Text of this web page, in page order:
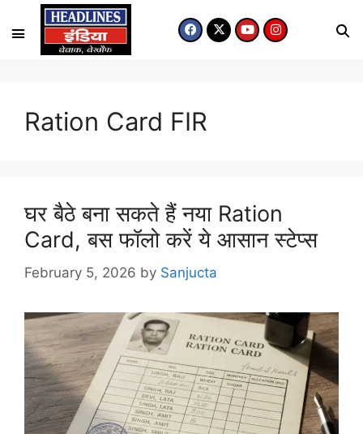
Ration Card FIR
घर बैठे बना सकते हैं नया Ration
Card, बस फॉलो करें ये आसान स्टेप्स
February 5, 2026 by Sanjucta